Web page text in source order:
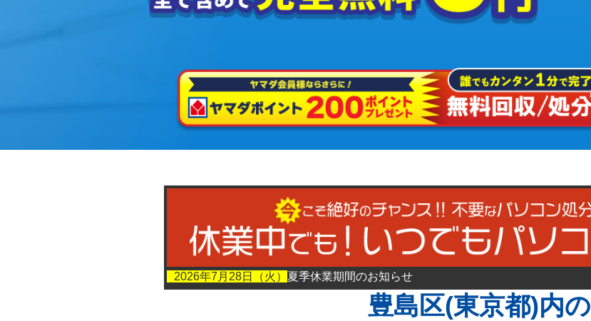
2026年7月28日（火） 夏季休業期間のお知らせ
豊島区(東京都)内の